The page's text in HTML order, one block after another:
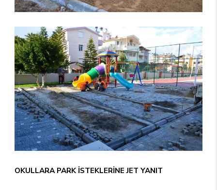
OKULLARA PARK İSTEKLERİNE JET YANIT